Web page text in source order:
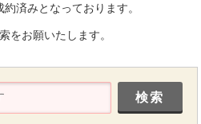
済みとなっております。
をお願いたします。